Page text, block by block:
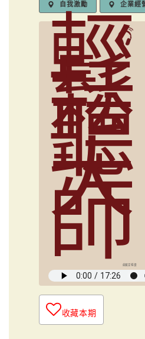
自我激勵 企業經
輕
鬆
聽
大
師
俞國定導讀
收藏本期